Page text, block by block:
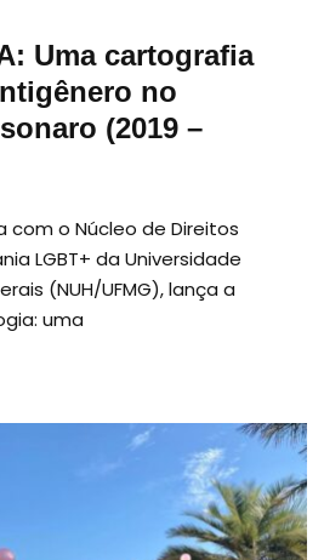
Uma cartografia
no
(2019 –
com o Núcleo de Direitos
LGBT+ da Universidade
(NUH/UFMG), lança a
uma